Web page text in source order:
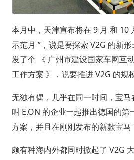
本月中，天津宣布将在 9 月 和 10
示范月 ”，说是要探索 V2G 的新
发了个 《 广州市建设国家车网互
工作方案 》，说要推进 V2G 的规
无独有偶，几乎在同一时间，宝
叫 E.ON 的企业一起推出德国的第
方案，并且在刚刚发布的新款宝马
颇有种海内外都同时掀起了 V2G 大